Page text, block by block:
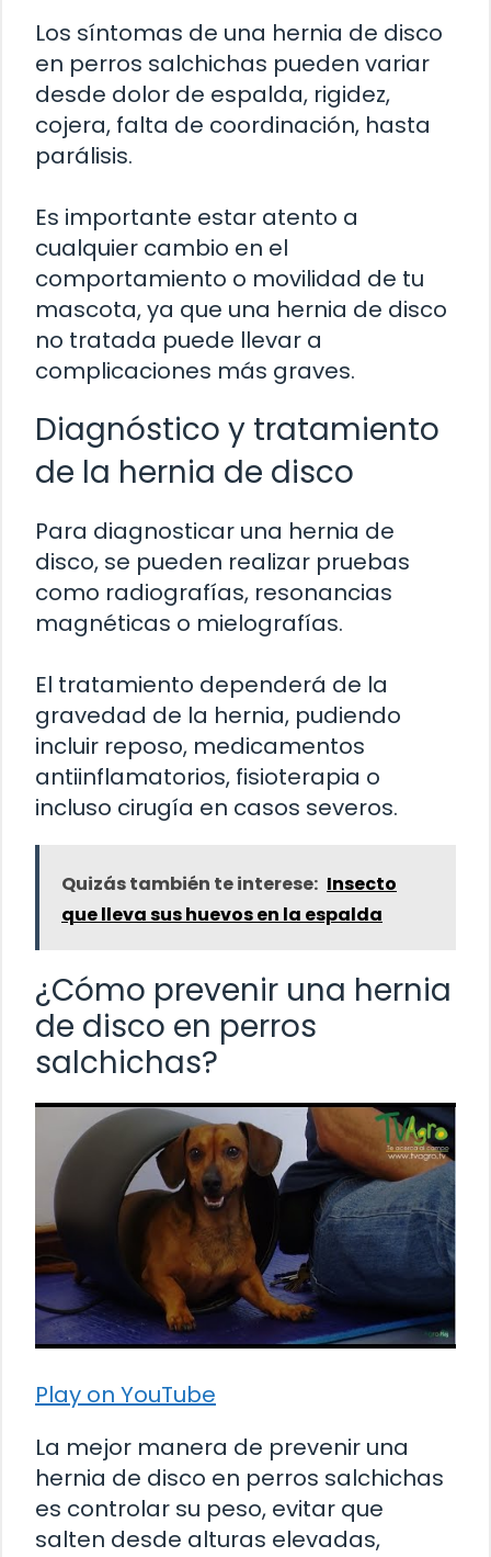
Los síntomas de una hernia de disco
en perros salchichas pueden variar
desde dolor de espalda, rigidez,
cojera, falta de coordinación, hasta
parálisis.
Es importante estar atento a
cualquier cambio en el
comportamiento o movilidad de tu
mascota, ya que una hernia de disco
no tratada puede llevar a
complicaciones más graves.
Diagnóstico y tratamiento
de la hernia de disco
Para diagnosticar una hernia de
disco, se pueden realizar pruebas
como radiografías, resonancias
magnéticas o mielografías.
El tratamiento dependerá de la
gravedad de la hernia, pudiendo
incluir reposo, medicamentos
antiinflamatorios, fisioterapia o
incluso cirugía en casos severos.
Quizás también te interese: Insecto
que lleva sus huevos en la espalda
¿Cómo prevenir una hernia
de disco en perros
salchichas?
Play on YouTube
La mejor manera de prevenir una
hernia de disco en perros salchichas
es controlar su peso, evitar que
salten desde alturas elevadas,